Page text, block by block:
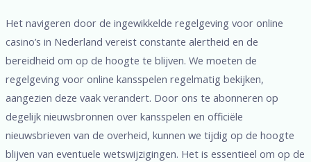
Het navigeren door de ingewikkelde regelgeving voor online
casino’s in Nederland vereist constante alertheid en de
bereidheid om op de hoogte te blijven. We moeten de
regelgeving voor online kansspelen regelmatig bekijken,
aangezien deze vaak verandert. Door ons te abonneren op
degelijk nieuwsbronnen over kansspelen en officiële
nieuwsbrieven van de overheid, kunnen we tijdig op de hoogte
blijven van eventuele wetswijzigingen. Het is essentieel om op de